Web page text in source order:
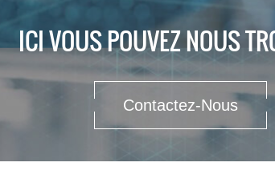
ICI VOUS POUVEZ NOUS
Contactez-Nous